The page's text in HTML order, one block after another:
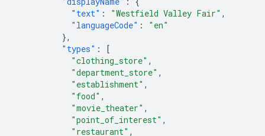
"text" : "Westfield Valley Fair" ,
"languageCode" :
"en"
},
"types" :
[
"clothing_store" ,
"department_store" ,
"establishment" ,
"food" ,
"movie_theater" ,
"point_of_interest" ,
"restaurant" ,